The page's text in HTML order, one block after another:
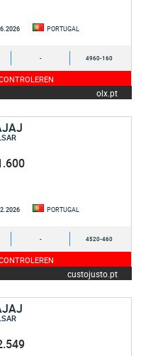
PORTUGAL
- 4960-160
olx.pt
PORTUGAL
- 4520-460
custojusto.pt